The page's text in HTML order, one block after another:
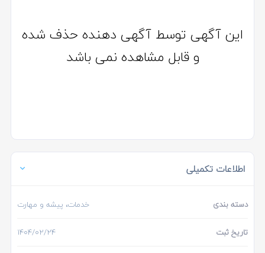
این آگهی توسط آگهی دهنده حذف شده
و قابل مشاهده نمی باشد
اطلاعات تکمیلی
دسته بندی خدمات، پیشه و مهارت
تاریخ ثبت ۱۴۰۴/۰۲/۲۴